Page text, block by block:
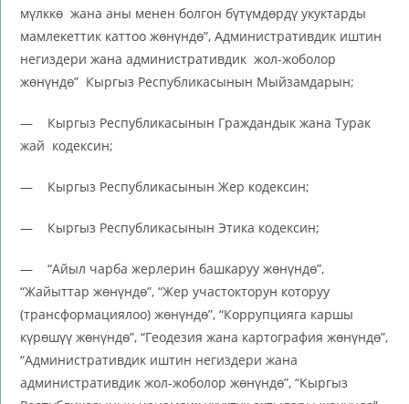
мүлккө жана аны менен болгон бүтүмдөрдү укуктарды
мамлекеттик каттоо жөнүндө”, Административдик иштин
негиздери жана административдик жол-жоболор
жөнүндө” Кыргыз Республикасынын Мыйзамдарын;
— Кыргыз Республикасынын Граждандык жана Турак
жай кодексин;
— Кыргыз Республикасынын Жер кодексин;
— Кыргыз Республикасынын Этика кодексин;
— “Айыл чарба жерлерин башкаруу жөнүндө”,
“Жайыттар жөнүндө”, “Жер участокторун которуу
(трансформациялоо) жөнүндө”, “Коррупцияга каршы
күрөшүү жөнүндө”, “Геодезия жана картография жөнүндө”,
“Административдик иштин негиздери жана
административдик жол-жоболор жөнүндө”, “Кыргыз